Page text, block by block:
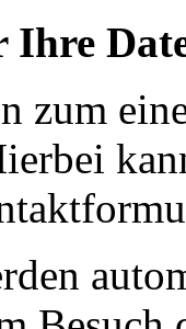
Ihre
zum